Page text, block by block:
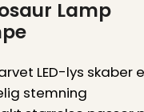
Lamp
LED-lys skaber
stemning